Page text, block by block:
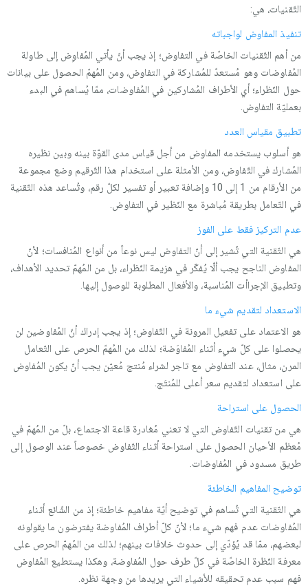
التّقنيات، هي:
تنفيذ المفاوض لواجباته
من أهم التّقنيات الخاصّة في التفاوض؛ إذ يجب أنّ يأتي المُفاوِض إلى طاولة
المُفاوضات وهو مُستعدّ للمُشاركة في التفاوض، ومن المُهمّ الحصول على بيانات
حول النّظراء؛ أي الأطراف المُشاركين في المُفاوضات، ممّا يُساهم في البدء
بعمليّة التفاوض.
تطبيق مقياس العدد
هو أسلوب يستخدمه المفاوض من أجل قياس مدى القوّة بينه وبين نظيره
المُشارك في التّفاوض، ومن الأمثلة على استخدام هذا التّرقيم وضع مجموعة
من الأرقام من 1 إلى 10 وإضافة تعبير أو تفسير لكلّ رقم، وتُساعد هذه التّقنية
في التّعامل بطريقة مُباشرة مع النّظير في التفاوض.
عدم التركيز فقط على الفوز
هي التّقنية التي تُشير إلى أنّ التفاوض ليس نوعاً من أنواع المُنافسات؛ لأنّ
المفاوض الناجح يجب ألّا يُفكّر في هزيمة النّظراء، بل من المُهمّ تحديد الأهداف،
وتطبيق الإجراأت المُناسبة، والأفعال المطلوبة للوصول إليها.
الاستعداد لتقديم شيء ما
هو الاعتماد على تفعيل المرونة في التّفاوض؛ إذ يجب إدراك أنّ المُفاوضين لن
يحصلوا على كلّ شيء أثناء المُفاوَضة؛ لذلك من المُهمّ الحرص على التّعامل
المرن، مثال، عند التفاوض مع تاجر لشراء مُنتج مُعيّن يجب أنّ يكون المُفاوض
على استعداد لتقديم سعر أعلى للمُنتَج.
الحصول على استراحة
هي من تقنيات التّفاوض التي لا تعني مُغادرة قاعة الاجتماع، بلّ من المُهمّ في
مُعظم الأحيان الحصول على استراحة أثناء التّفاوض خصوصاً عند الوصول إلى
طريق مسدود في المُفاوضات.
توضيح المفاهيم الخاطئة
هي التّقنية التي تُساهم في توضيح أيّة مفاهيم خاطئة؛ إذ من الشّائع أثناء
المُفاوضات عدم فهم شيء ما؛ لأنّ كلّ أطراف المُفاوضة يفترضون ما يقولونه
لبعضهم، ممّا قد يُؤدّي إلى حدوث خلافات بينهم؛ لذلك من المُهمّ الحرص على
معرفة النّظرة الخاصّة في كلّ طرف حول المُفاوضة، وهكذا يستطيع المُفاوض
فهم سبب عدم تحقيقه للأشياء التي يريدها من وجهة نظره.